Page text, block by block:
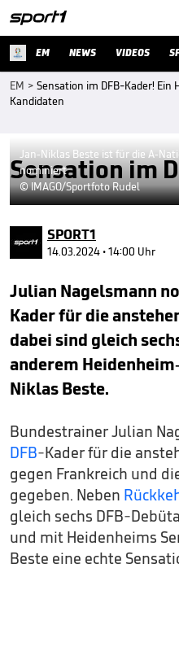
EM NEWS VIDEOS
EM > Sensation im DFB-Kader!
Kandidaten
Sensation im
Jan-Niklas Beste ist für die A-
nominiert
© IMAGO/Sportfoto Rudel
SPORT1
14.03.2024 • 14:00 Uhr
Julian Nagelsmann
Kader für die
dabei sind gleich
anderem
Niklas Beste.
Bundestrainer Julian
DFB-Kader für die
gegen Frankreich und
gegeben. Neben
gleich sechs DFB-
und mit Heidenheims
Beste eine echte